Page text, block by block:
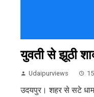
युवती से झूठी
Udaipurviews
उदयपुर। शहर से सटे